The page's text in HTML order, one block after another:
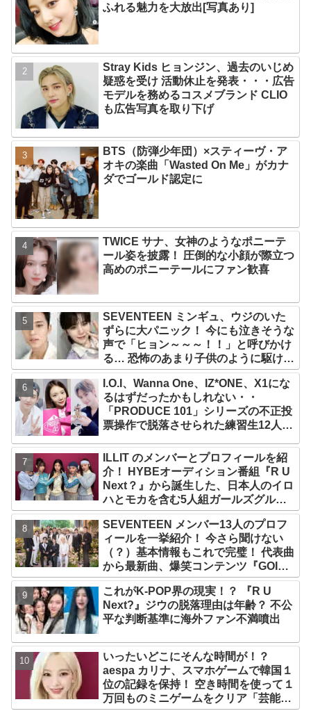
ふれる魅力を大放出[写真あり]
Stray Kids ヒョンジン、過去のいじめ
疑惑を受け 活動休止を発表・・・広告
モデルを務めるコスメブランド CLIO
も広告写真を取り下げ
BTS（防弾少年団）×スティーヴ・ア
オキの楽曲「Wasted On Me」がカナ
ダでゴールド認定に
TWICE サナ、女神のようなポニーテ
ール姿を披露！ 圧倒的な小顔が際立つ
高めのポニーテールにファン歓喜
SEVENTEEN ミンギュ、ウジのいた
ずらに大パニック！ 今にも泣きそうな
声で「ヒョン～～～！！」と呼びかけ
る… 恐怖のあまり子供のように駆け出
す姿がかわいい
I.O.I、Wanna One、IZ*ONE、X1にな
るはずだったかもしれない・・
「PRODUCE 101」シリーズの不正投
票操作で脱落させられた練習生12人の
ILLIT のメンバーとプロフィールを紹
介！ HYBEオーディション番組『R U
Next？』から誕生した、日本人のイロ
ハとモカを含む5人組ガールズグルー
プ！ デビュー曲「Magnetic」がいき
なりの大ヒット
SEVENTEEN メンバー13人のプロフ
ィールを一挙紹介！ 今さら聞けない
（？）基本情報もこれで完璧！ 代表曲
から最新曲、爆笑コンテンツ『GOING
SEVENTEEN』まで・・VERY NICE
な魅力が満載
これがK-POP界の現実！？ 『R U
Next?』ジウの脱落理由は年齢？ 不公
平な判断基準に海外ファン不満噴出
いったいどこにそんな時間が！？
aespa カリナ、スマホゲームで韓国１
位の記録を保持！ 空き時間を使って１
万回ものミニゲームをクリア「芸能人
たちが時間がないと言っているのは全